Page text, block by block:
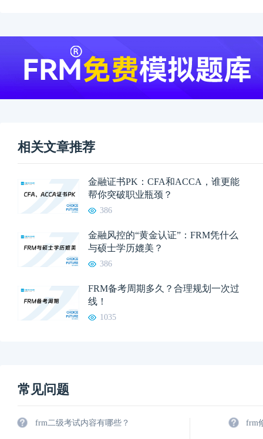
相关文章推荐
金融证书PK：CFA和ACCA，谁更能
帮你突破职业瓶颈？
386
金融风控的“黄金认证”：FRM凭什么
与硕士学历媲美？
386
FRM备考周期多久？合理规划一次过
线！
1035
常见问题
frm二级考试内容有哪些？ frm